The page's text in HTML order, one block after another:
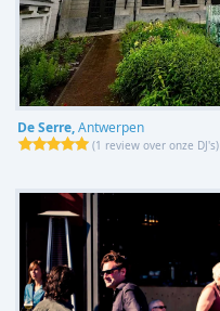
De Serre,Antwerpen
(1 review over onze DJ's)